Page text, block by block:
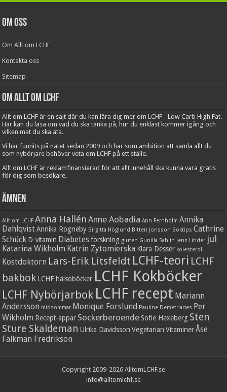
Om oss
Om Allt om LCHF
Kontakta oss
Sitemap
Om Allt om LCHF
Allt om LCHF är en sajt där du kan lära dig mer om LCHF - Low Carb High Fat.
Här kan du läsa om vad du ska tänka på, hur du enklast kommer igång och
vilken mat du ska äta.
Vi har funnits på nätet sedan 2009 och har som ambition att samla allt du
som nybörjare behöver veta om LCHF på ett ställe.
Allt om LCHF är reklamfinansierad för att allt innehåll ska kunna vara gratis
för dig som besökare.
Ämnen
Allt om LCHF Anna Hallén Anne Aobadia Ann Fernholm Annika
Dahlqvist Annika Rogneby Birgitta Höglund Bitten Jonsson Boktips Cathrine
Schück D-vitamin Diabetes forskning gluten Gunilla Sahlin Jens Linder jul
Katarina Wikholm Katrin Zytomierska Klara Desser kolesterol
Kostdoktorn Lars-Erik Litsfeldt LCHF-teori LCHF
bakbok LCHF hälsoböcker LCHF Kokböcker
LCHF Nybörjarbok LCHF recept Mariann
Andersson midsommar Monique Forslund Pauline Demetriades Per
Wikholm Recept-appar Sockerberoende Sofie Hexeberg Sten
Sture Skaldeman Ulrika Davidsson Vegetarian Vitaminer Åse
Falkman Fredrikson
Copyright 2009-2026 AlltomLCHF.se
info@alltomlchf.se